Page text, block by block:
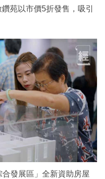
苑以市價5折發售，吸引
發展區」全新資助房屋